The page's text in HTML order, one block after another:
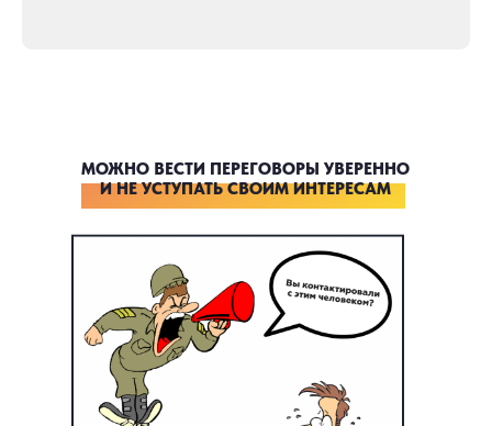
МОЖНО ВЕСТИ ПЕРЕГОВОРЫ УВЕРЕННО
И НЕ УСТУПАТЬ СВОИМ ИНТЕРЕСАМ